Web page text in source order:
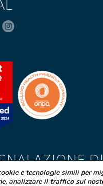
DA
e tecnologie simili per
analizzare il traffico sul